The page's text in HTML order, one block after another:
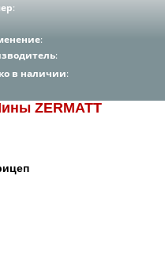
:
:
:
в наличии:
ZERMATT